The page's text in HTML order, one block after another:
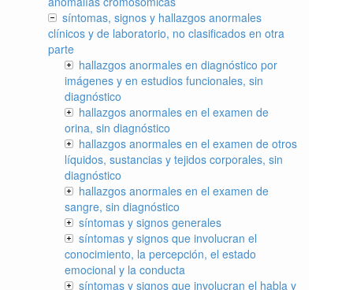
síntomas, signos y hallazgos anormales
clínicos y de laboratorio, no clasificados en otra
parte
hallazgos anormales en diagnóstico por
imágenes y en estudios funcionales, sin
diagnóstico
hallazgos anormales en el examen de
orina, sin diagnóstico
hallazgos anormales en el examen de otros
líquidos, sustancias y tejidos corporales, sin
diagnóstico
hallazgos anormales en el examen de
sangre, sin diagnóstico
síntomas y signos generales
síntomas y signos que involucran el
conocimiento, la percepción, el estado
emocional y la conducta
síntomas y signos que involucran el habla y